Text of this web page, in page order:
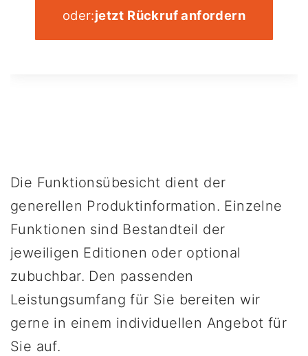
oder:jetzt Rückruf anfordern
Die Funktionsübesicht dient der
generellen Produktinformation. Einzelne
Funktionen sind Bestandteil der
jeweiligen Editionen oder optional
zubuchbar. Den passenden
Leistungsumfang für Sie bereiten wir
gerne in einem individuellen Angebot für
Sie auf.